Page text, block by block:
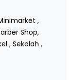
,
Shop,
, Sekolah ,